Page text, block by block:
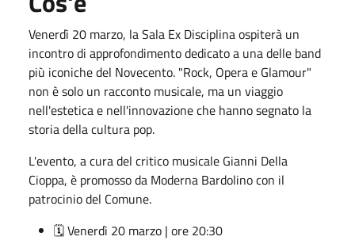
Venerdì 20 marzo, la Sala Ex Disciplina ospiterà un
incontro di approfondimento dedicato a una delle band
più iconiche del Novecento. "Rock, Opera e Glamour"
non è solo un racconto musicale, ma un viaggio
nell'estetica e nell'innovazione che hanno segnato la
storia della cultura pop.
L'evento, a cura del critico musicale Gianni Della
Cioppa, è promosso da Moderna Bardolino con il
patrocinio del Comune.
🗓 Venerdì 20 marzo | ore 20:30